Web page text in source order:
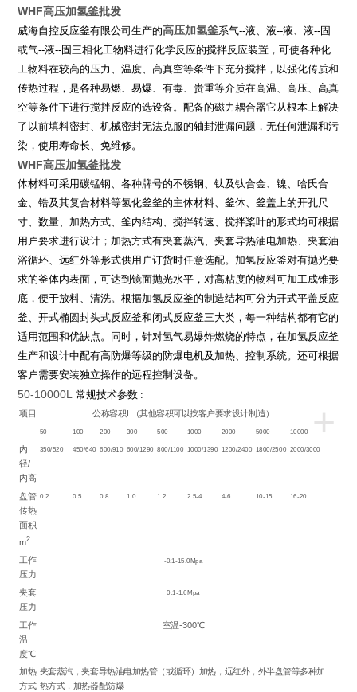
WHF高压加氢釜批发
威海自控反应釜有限公司生产的高压加氢釜系气--液、液--液、液--固
或气--液--固三相化工物料进行化学反应的搅拌反应装置，可使各种化
工物料在较高的压力、温度、高真空等条件下充分搅拌，以强化传质和
传热过程，是各种易燃、易爆、有毒、贵重等介质在高温、高压、高真
空等条件下进行搅拌反应的选设备。配备的磁力耦合器它从根本上解决
了以前填料密封、机械密封无法克服的轴封泄漏问题，无任何泄漏和污
染，使用寿命长、免维修。
WHF高压加氢釜批发
体材料可采用碳锰钢、各种牌号的不锈钢、钛及钛合金、镍、哈氏合
金、锆及其复合材料等氢化釜釜的主体材料、釜体、釜盖上的开孔尺
寸、数量、加热方式、釜内结构、搅拌转速、搅拌桨叶的形式均可根据
用户要求进行设计；加热方式有夹套蒸汽、夹套导热油电加热、夹套油
浴循环、远红外等形式供用户订货时任意选配。加氢反应釜对有抛光要
求的釜体内表面，可达到镜面抛光水平，对高粘度的物料可加工成锥形
底，便于放料、清洗。根据加氢反应釜的制造结构可分为开式平盖反应
釜、开式椭圆封头式反应釜和闭式反应釜三大类，每一种结构都有它的
适用范围和优缺点。同时，针对氢气易爆炸燃烧的特点，在加氢反应釜
生产和设计中配有高防爆等级的防爆电机及加热、控制系统。还可根据
客户需要安装独立操作的远程控制设备。
50-10000L常规技术参数 :
+
项目 公称容积L（其他容积可以按客户要求设计制造）
50 100 200 300 500 1000 2000 5000 10000
内
径/
内高
350/520 450/640 600/910 600/1290 800/1100 1000/1390 1200/2400 1800/2500 2000/3000
盘管
传热
面积
m2
0.2 0.5 0.8 1.0 1.2 2.5-4 4-6 10-15 16-20
工作
压力
-0.1-15.0Mpa
夹套
压力
0.1-1.6Mpa
工作
温
度℃
室温-300℃
加热
方式
夹套蒸汽，夹套导热油电加热管（或循环）加热，远红外，外半盘管等多种加
热方式，加热器配防爆